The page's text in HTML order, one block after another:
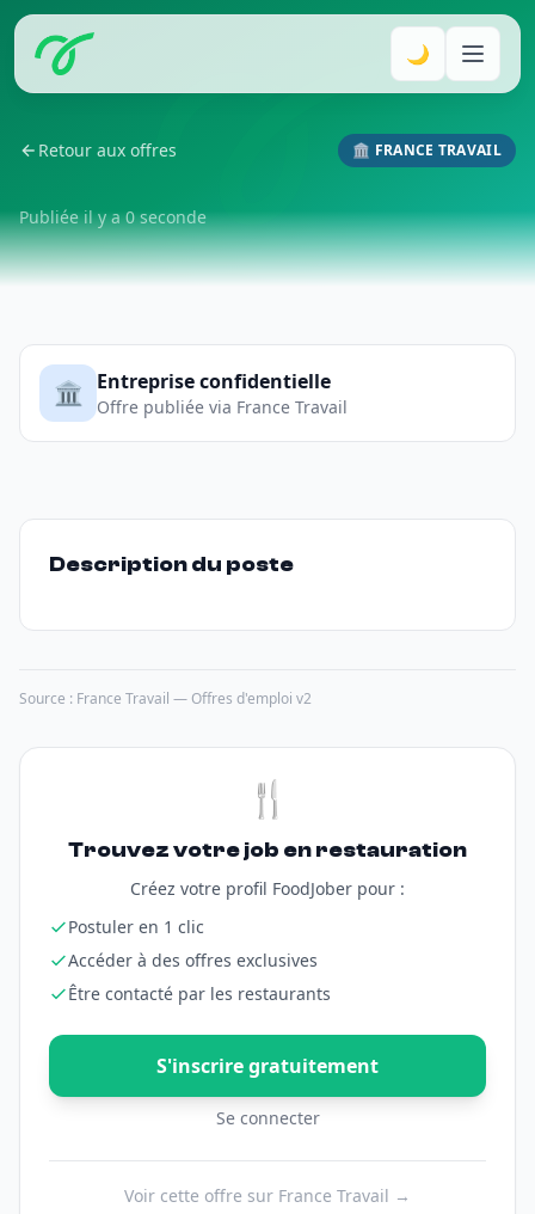
🌙
Retour aux offres 🏛️ FRANCE TRAVAIL
Publiée il y a 0 seconde
🏛️ Entreprise confidentielle
Offre publiée via France Travail
Description du poste
Source : France Travail — Offres d'emploi v2
🍴
Trouvez votre job en restauration
Créez votre profil FoodJober pour :
Postuler en 1 clic
Accéder à des offres exclusives
Être contacté par les restaurants
S'inscrire gratuitement
Se connecter
Voir cette offre sur France Travail →